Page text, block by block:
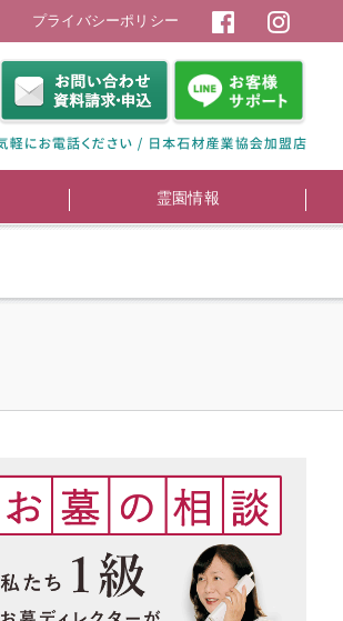
プライバシーポリシー
霊園情報